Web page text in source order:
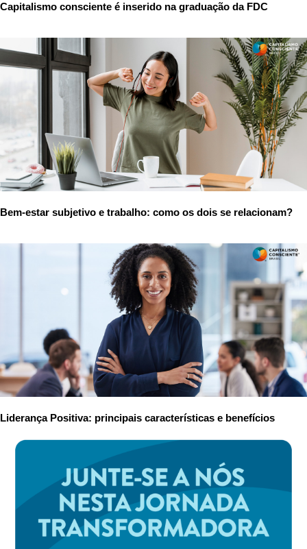
Capitalismo consciente é inserido na graduação da FDC
Bem-estar subjetivo e trabalho: como os dois se relacionam?
Liderança Positiva: principais características e benefícios